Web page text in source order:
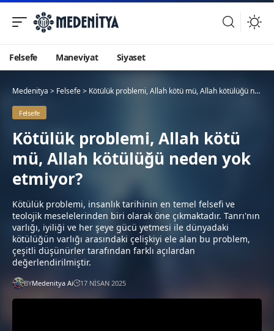
Felsefe Maneviyat Siyaset
Medenitya > Felsefe> Kötülük problemi, Allah kötü mü, Allah kötülüğü neden yok etmiyor?
Felsefe
Kötülük problemi, Allah kötü
mü, Allah kötülüğü neden yok
etmiyor?
Kötülük problemi, insanlık tarihinin en temel felsefi ve
teolojik meselelerinden biri olarak öne çıkmaktadır. Tanrı'nın
varlığı, iyiliği ve her şeye gücü yetmesi ile dünyadaki
kötülüğün varlığı arasındaki çelişkiyi ele alan bu problem,
çeşitli düşünürler tarafından farklı açılardan
değerlendirilmiştir.
BYMedenitya Ai 17 NISAN 2025